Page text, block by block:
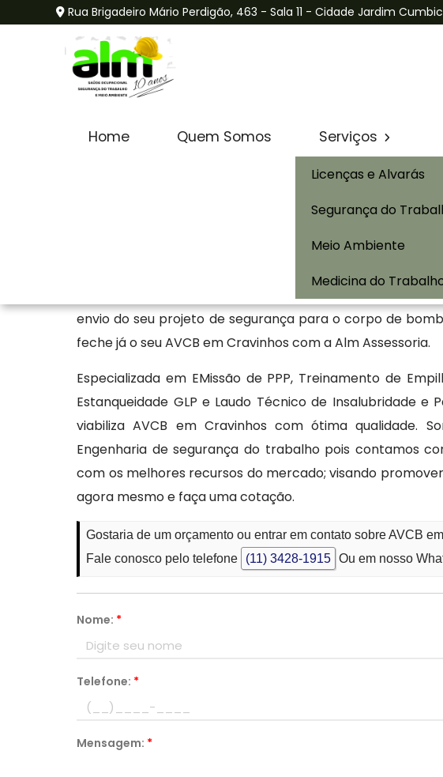
Rua Brigadeiro Mário Perdigão, 463 - Sala 11 - Cidade Jardim
Home Quem Somos Serviços
Licenças e Alvarás
Segurança do
Meio Ambiente
Medicina do
AVCB em Cravinhos
Alm Assessoria, será a sua melhor opção para isso.
área que irão avaliar e realizar o levantamento das
Cravinhos. Conosco, você poderá se ver livre de toda
envio do seu projeto de segurança para o corpo de
feche já o seu AVCB em Cravinhos com a Alm Assessoria.
Especializada em EMissão de PPP, Treinamento de
Estanqueidade GLP e Laudo Técnico de Insalubridade e
viabiliza AVCB em Cravinhos com ótima qualidade.
Engenharia de segurança do trabalho pois contamos
com os melhores recursos do mercado; visando
agora mesmo e faça uma cotação.
Gostaria de um orçamento ou entrar em contato sobre AVCB
Fale conosco pelo telefone
(11) 3428-1915 Ou em nosso
Nome: *
Telefone: *
Mensagem: *